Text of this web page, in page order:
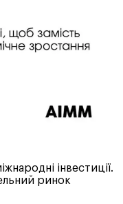
інвестиції.
ринок